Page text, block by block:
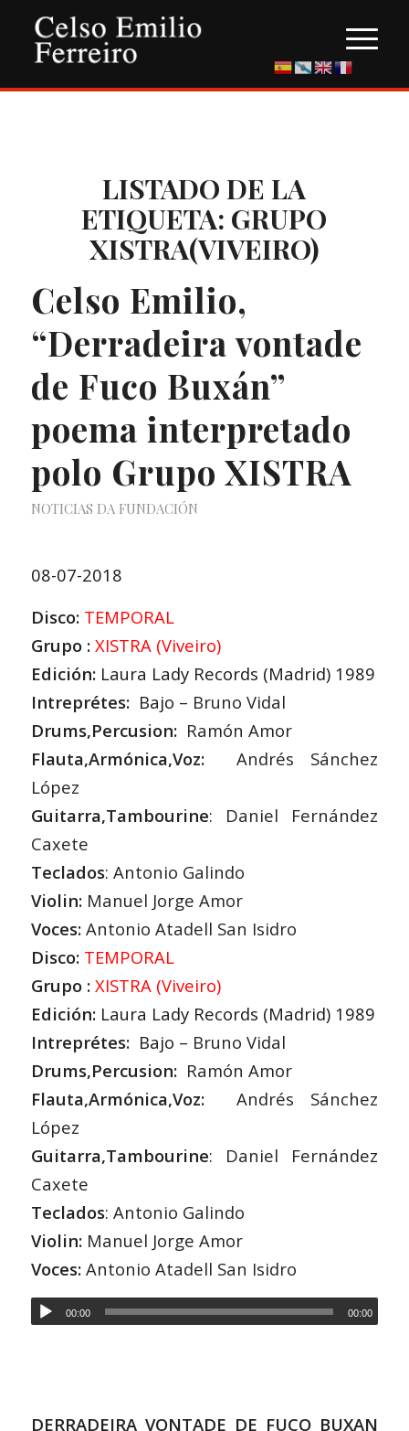
LISTADO DE LA
ETIQUETA: GRUPO
XISTRA(VIVEIRO)
Celso Emilio,
“Derradeira vontade
de Fuco Buxán”
poema interpretado
polo Grupo XISTRA
NOTICIAS DA FUNDACIÓN
08-07-2018
Disco: TEMPORAL
Grupo : XISTRA (Viveiro)
Edición: Laura Lady Records (Madrid) 1989
Intreprétes: Bajo – Bruno Vidal
Drums,Percusion: Ramón Amor
Flauta,Armónica,Voz:
Andrés Sánchez
López
Guitarra,Tambourine:
Daniel Fernández
Caxete
Teclados: Antonio Galindo
Violin: Manuel Jorge Amor
Voces: Antonio Atadell San Isidro
Disco: TEMPORAL
Grupo : XISTRA (Viveiro)
Edición: Laura Lady Records (Madrid) 1989
Intreprétes: Bajo – Bruno Vidal
Drums,Percusion: Ramón Amor
Flauta,Armónica,Voz:
Andrés Sánchez
López
Guitarra,Tambourine:
Daniel Fernández
Caxete
Teclados: Antonio Galindo
Violin: Manuel Jorge Amor
Voces: Antonio Atadell San Isidro
00:00 00:00
DERRADEIRA VONTADE DE FUCO BUXAN